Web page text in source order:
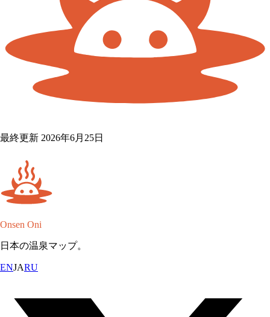
最終更新 2026年6月25日
Onsen Oni
日本の温泉マップ。
ENJARU